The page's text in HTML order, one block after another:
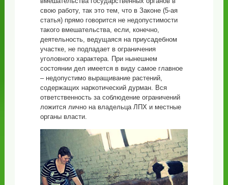
свою работу, так это тем, что в Законе (5-ая
статья) прямо говорится не недопустимости
такого вмешательства, если, конечно,
деятельность, ведущаяся на приусадебном
участке, не подпадает в ограничения
уголовного характера. При нынешнем
состоянии дел имеется в виду самое главное
– недопустимо выращивание растений,
содержащих наркотический дурман. Вся
ответственность за соблюдение ограничений
ложится лично на владельца ЛПХ и местные
органы власти.